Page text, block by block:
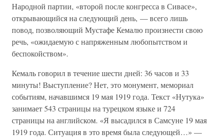
Народной партии, «второй после конгресса в Сивасе»,
открывающийся на следующий день, — всего лишь
повод, позволяющий Мустафе Кемалю произнести свою
речь, «ожидаемую с напряженным любопытством и
беспокойством».
Кемаль говорил в течение шести дней: 36 часов и 33
минуты! Выступление? Нет, это монумент, мемориал
событиям, начавшимся 19 мая 1919 года. Текст «Нутука»
занимает 543 страницы на турецком языке и 724
страницы на английском. «Я высадился в Самсуне 19 мая
1919 года. Ситуация в это время была следующей…» —